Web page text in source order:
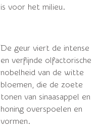
is voor het milieu.
De geur viert de intense
en verfijnde olfactorische
nobelheid van de witte
bloemen, die de zoete
tonen van sinaasappel en
honing overspoelen en
vormen.